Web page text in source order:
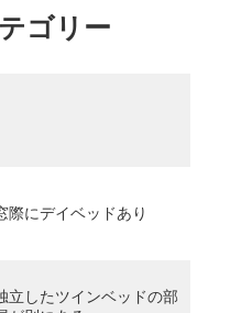
ゴリー
際にデイベッドあり
立したツインベッドの部